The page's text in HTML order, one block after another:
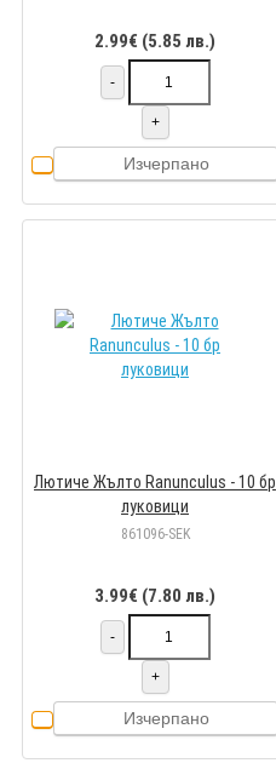
2.99€ (5.85 лв.)
-
+
Изчерпано
Лютиче Жълто Ranunculus - 10 бр
луковици
861096-SEK
3.99€ (7.80 лв.)
-
+
Изчерпано